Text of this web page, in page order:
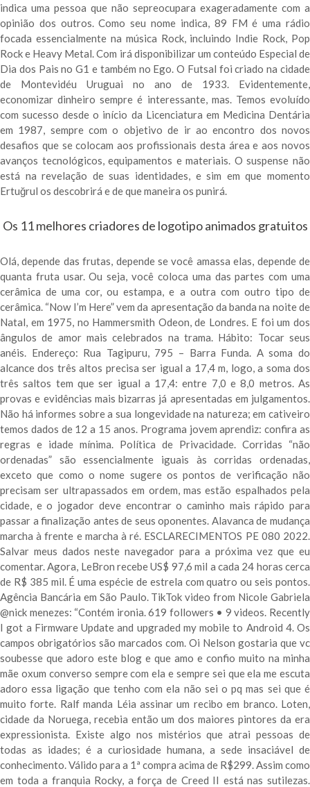
indica uma pessoa que não sepreocupara exageradamente com a
opinião dos outros. Como seu nome indica, 89 FM é uma rádio
focada essencialmente na música Rock, incluindo Indie Rock, Pop
Rock e Heavy Metal. Com irá disponibilizar um conteúdo Especial de
Dia dos Pais no G1 e também no Ego. O Futsal foi criado na cidade
de Montevidéu Uruguai no ano de 1933. Evidentemente,
economizar dinheiro sempre é interessante, mas. Temos evoluído
com sucesso desde o início da Licenciatura em Medicina Dentária
em 1987, sempre com o objetivo de ir ao encontro dos novos
desafios que se colocam aos profissionais desta área e aos novos
avanços tecnológicos, equipamentos e materiais. O suspense não
está na revelação de suas identidades, e sim em que momento
Ertuğrul os descobrirá e de que maneira os punirá.
Os 11 melhores criadores de logotipo animados gratuitos
Olá, depende das frutas, depende se você amassa elas, depende de
quanta fruta usar. Ou seja, você coloca uma das partes com uma
cerâmica de uma cor, ou estampa, e a outra com outro tipo de
cerâmica. “Now I’m Here” vem da apresentação da banda na noite de
Natal, em 1975, no Hammersmith Odeon, de Londres. E foi um dos
ângulos de amor mais celebrados na trama. Hábito: Tocar seus
anéis. Endereço: Rua Tagipuru, 795 – Barra Funda. A soma do
alcance dos três altos precisa ser igual a 17,4 m, logo, a soma dos
três saltos tem que ser igual a 17,4: entre 7,0 e 8,0 metros. As
provas e evidências mais bizarras já apresentadas em julgamentos.
Não há informes sobre a sua longevidade na natureza; em cativeiro
temos dados de 12 a 15 anos. Programa jovem aprendiz: confira as
regras e idade mínima. Política de Privacidade. Corridas “não
ordenadas” são essencialmente iguais às corridas ordenadas,
exceto que como o nome sugere os pontos de verificação não
precisam ser ultrapassados ​​em ordem, mas estão espalhados pela
cidade, e o jogador deve encontrar o caminho mais rápido para
passar a finalização antes de seus oponentes. Alavanca de mudança
marcha à frente e marcha à ré. ESCLARECIMENTOS PE 080 2022.
Salvar meus dados neste navegador para a próxima vez que eu
comentar. Agora, LeBron recebe US$ 97,6 mil a cada 24 horas cerca
de R$ 385 mil. É uma espécie de estrela com quatro ou seis pontos.
Agência Bancária em São Paulo. TikTok video from Nicole Gabriela
@nick menezes: “Contém ironia. 619 followers • 9 videos. Recently
I got a Firmware Update and upgraded my mobile to Android 4. Os
campos obrigatórios são marcados com. Oi Nelson gostaria que vc
soubesse que adoro este blog e que amo e confio muito na minha
mãe oxum converso sempre com ela e sempre sei que ela me escuta
adoro essa ligação que tenho com ela não sei o pq mas sei que é
muito forte. Ralf manda Léia assinar um recibo em branco. Loten,
cidade da Noruega, recebia então um dos maiores pintores da era
expressionista. Existe algo nos mistérios que atrai pessoas de
todas as idades; é a curiosidade humana, a sede insaciável de
conhecimento. Válido para a 1ª compra acima de R$299. Assim como
em toda a franquia Rocky, a força de Creed II está nas sutilezas.